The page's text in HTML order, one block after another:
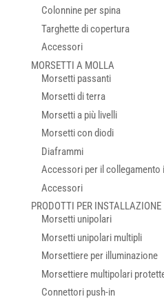
Colonnine per spina
Targhette di copertura
Accessori
MORSETTI A MOLLA
Morsetti passanti
Morsetti di terra
Morsetti a più livelli
Morsetti con diodi
Diaframmi
Accessori per il collegamento
Accessori
PRODOTTI PER INSTALLAZIONE
Morsetti unipolari
Morsetti unipolari multipli
Morsettiere per illuminazione
Morsettiere multipolari
Connettori push-in